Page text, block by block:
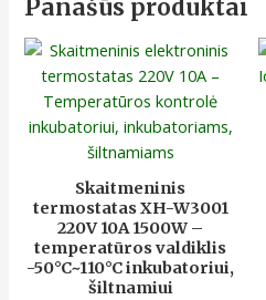
Panašūs produktai
Skaitmeninis
termostatas XH-W3001
220V 10A 1500W –
temperatūros valdiklis
-50°C~110°C inkubatoriui,
šiltnamiui